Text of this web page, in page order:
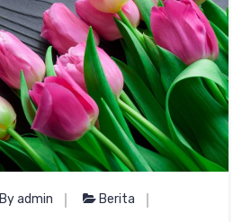
By admin
Berita